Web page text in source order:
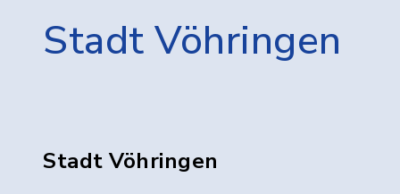
Stadt Vöhringen
Stadt Vöhringen